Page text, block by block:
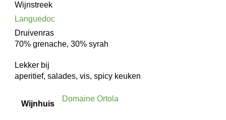
Wijnstreek
Languedoc
Druivenras
70% grenache, 30% syrah
Lekker bij
aperitief, salades, vis, spicy keuken
Wijnhuis
Domaine Ortola